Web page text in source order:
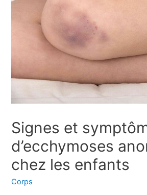
Signes et
d’ecchymoses
chez les enfants
Corps